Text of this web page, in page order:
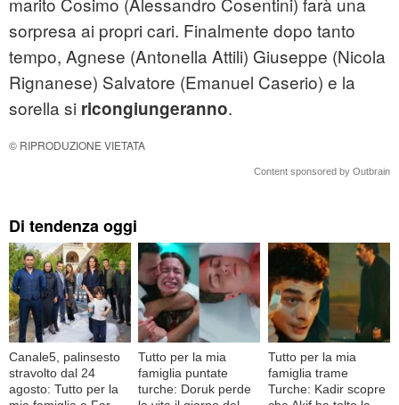
sorpresa ai propri cari. Finalmente dopo tanto
tempo, Agnese (Antonella Attili) Giuseppe (Nicola
Rignanese) Salvatore (Emanuel Caserio) e la
sorella si ricongiungeranno.
© RIPRODUZIONE VIETATA
Content sponsored by Outbrain
Di tendenza oggi
Canale5, palinsesto
stravolto dal 24
agosto: Tutto per la
Tutto per la mia
famiglia puntate
turche: Doruk perde
Tutto per la mia
famiglia trame
Turche: Kadir scopre